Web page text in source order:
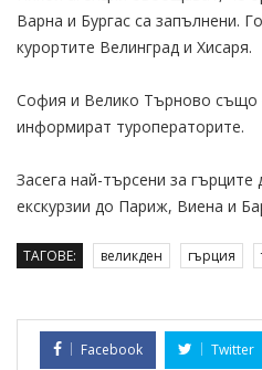
Варна и Бургас са запълнени.
курортите Велинград и Хисаря.
София и Велико Търново също
информират туроператорите.
Засега най-търсени за
екскурзии до Париж, Виена и
ТАГОВЕ: великден гърция
Facebook Twitter